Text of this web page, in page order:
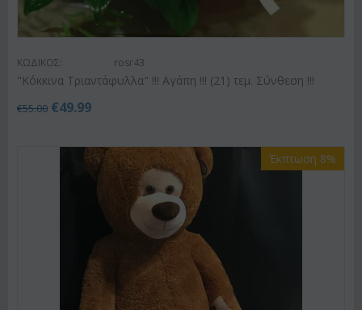
ΚΩΔΙΚΟΣ: rosr43
"Κόκκινα Τριαντάφυλλα" !!! Αγάπη !!! (21) τεμ. Σύνθεση !!!
€55.00 €49.99
Έκπτωση 8%